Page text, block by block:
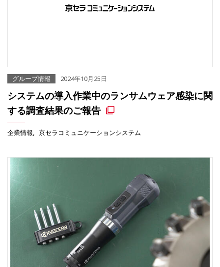
グループ情報 2024年10月25日
システムの導入作業中のランサムウェア感染に関
する調査結果のご報告
企業情報 京セラコミュニケーションシステム